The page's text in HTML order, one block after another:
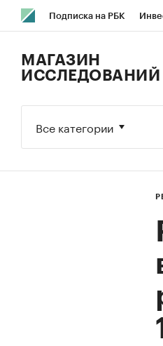
Подписка на РБК
Исследования
МАГАЗИН
ИССЛЕДОВАНИЙ
Все категории